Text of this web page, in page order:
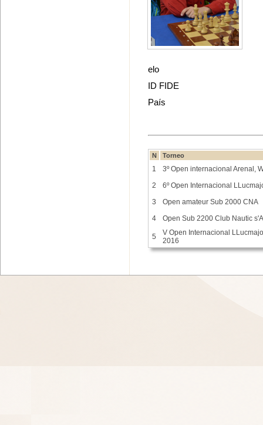
elo
ID FIDE
País
N Torneo
1
3º Open internacional Arenal,
2
6º Open Internacional
3
Open amateur Sub 2000 CNA
4
Open Sub 2200 Club Nautic
5
V Open Internacional
2016